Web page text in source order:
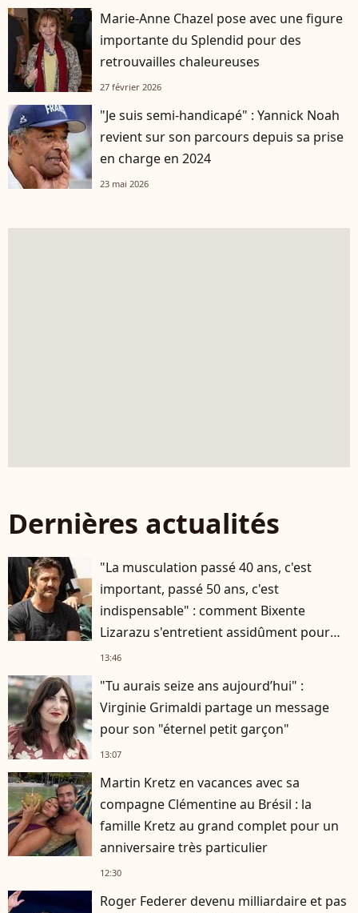
Marie-Anne Chazel pose avec une figure
importante du Splendid pour des
retrouvailles chaleureuses
27 février 2026
"Je suis semi-handicapé" : Yannick Noah
revient sur son parcours depuis sa prise
en charge en 2024
23 mai 2026
Dernières actualités
"La musculation passé 40 ans, c'est
important, passé 50 ans, c'est
indispensable" : comment Bixente
Lizarazu s'entretient assidûment pour
rester musclé à 56 ans ?
13:46
"Tu aurais seize ans aujourd’hui" :
Virginie Grimaldi partage un message
pour son "éternel petit garçon"
13:07
Martin Kretz en vacances avec sa
compagne Clémentine au Brésil : la
famille Kretz au grand complet pour un
anniversaire très particulier
12:30
Roger Federer devenu milliardaire et pas